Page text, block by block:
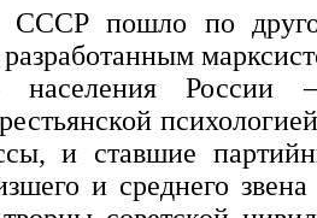
СССР пошло по
населения
и ставшие
и среднего